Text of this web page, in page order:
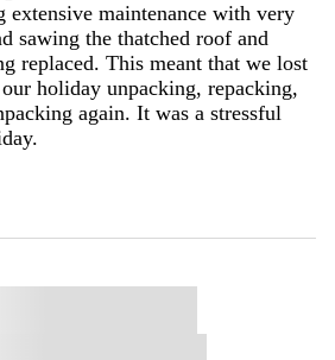
extensive maintenance with very
sawing the thatched roof and
replaced. This meant that we lost
holiday unpacking, repacking,
again. It was a stressful